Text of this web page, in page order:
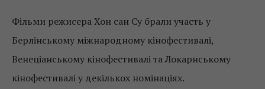
Фільми режисера Хон сан Су брали участь у
Берлінському міжнародному кінофестивалі,
Венеціанському кінофестивалі та Локарнському
кінофестивалі у декількох номінаціях.